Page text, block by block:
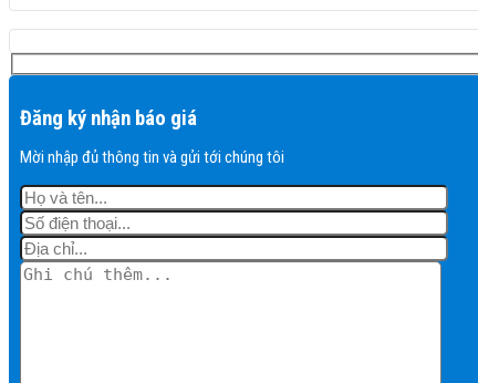
Đăng ký nhận báo giá
Mời nhập đủ thông tin và gửi tới chúng tôi